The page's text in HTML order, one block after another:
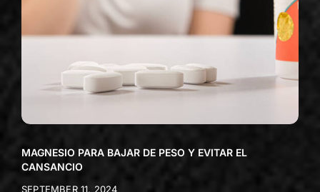
MAGNESIO PARA BAJAR DE PESO Y EVITAR EL
CANSANCIO
SEPTEMBER 11, 2024